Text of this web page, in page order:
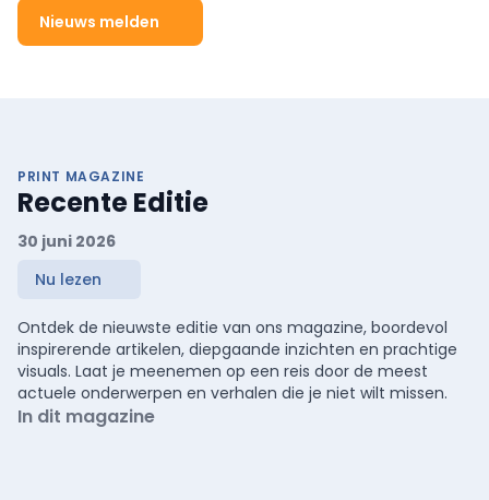
Nieuws melden
PRINT MAGAZINE
Recente Editie
30 juni 2026
Nu lezen
Ontdek de nieuwste editie van ons magazine, boordevol
inspirerende artikelen, diepgaande inzichten en prachtige
visuals. Laat je meenemen op een reis door de meest
actuele onderwerpen en verhalen die je niet wilt missen.
In dit magazine